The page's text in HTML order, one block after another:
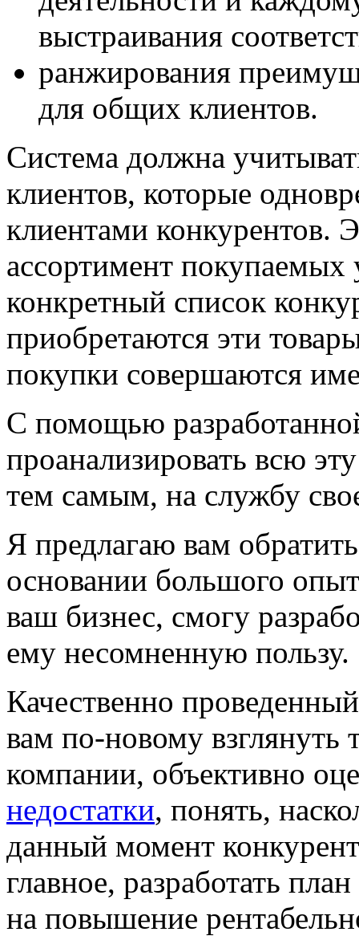
выстраивания
ранжирования
для общих клиентов.
Система должна
клиентов, которые
клиентами конкурентов.
ассортимент покупаемых
конкретный список
приобретаются эти
покупки совершаются
С помощью
проанализировать всю
тем самым, на службу
Я предлагаю вам
основании большого
ваш бизнес, смогу
ему несомненную пользу.
Качественно
вам по-новому взглянуть
компании, объективно
недостатки, понять,
данный момент
главное, разработать
на повышение